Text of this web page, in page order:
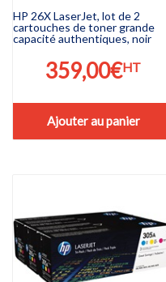
HP 26X LaserJet, lot de 2
cartouches de toner grande
capacité authentiques, noir
359,00€HT
Ajouter au panier